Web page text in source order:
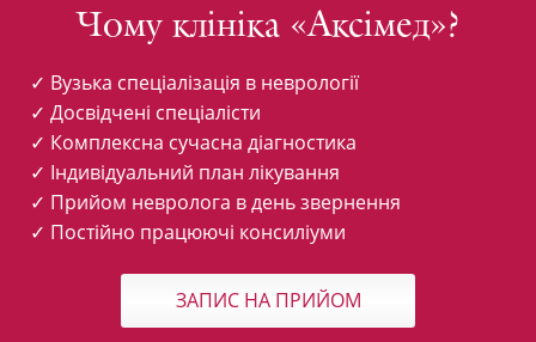
Чому клініка «Аксімед»?
✓ Вузька спеціалізація в неврології
✓ Досвідчені спеціалісти
✓ Комплексна сучасна діагностика
✓ Індивідуальний план лікування
✓ Прийом невролога в день звернення
✓ Постійно працюючі консиліуми
ЗАПИС НА ПРИЙОМ